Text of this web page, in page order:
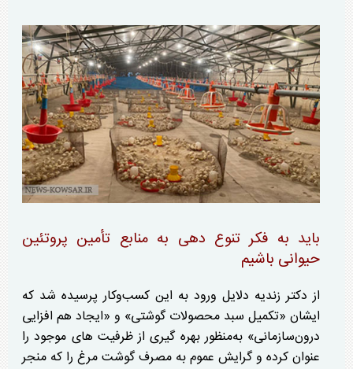
باید به فکر تنوع دهی به منابع تأمین پروتئین
حیوانی باشیم
از دکتر زندیه دلایل ورود به این کسب‌وکار پرسیده شد که
ایشان «تکمیل سبد محصولات گوشتی» و «ایجاد هم افزایی
درون‌سازمانی» به‌منظور بهره گیری از ظرفیت های موجود را
عنوان کرده و گرایش عموم به مصرف گوشت مرغ را که منجر